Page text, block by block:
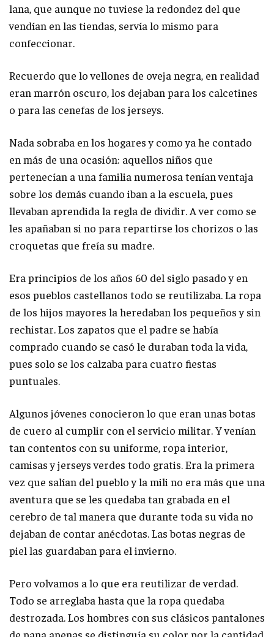
lana, que aunque no tuviese la redondez del que
vendían en las tiendas, servía lo mismo para
confeccionar.
Recuerdo que lo vellones de oveja negra, en realidad
eran marrón oscuro, los dejaban para los calcetines
o para las cenefas de los jerseys.
Nada sobraba en los hogares y como ya he contado
en más de una ocasión: aquellos niños que
pertenecían a una familia numerosa tenían ventaja
sobre los demás cuando iban a la escuela, pues
llevaban aprendida la regla de dividir. A ver como se
les apañaban si no para repartirse los chorizos o las
croquetas que freía su madre.
Era principios de los años 60 del siglo pasado y en
esos pueblos castellanos todo se reutilizaba. La ropa
de los hijos mayores la heredaban los pequeños y sin
rechistar. Los zapatos que el padre se había
comprado cuando se casó le duraban toda la vida,
pues solo se los calzaba para cuatro fiestas
puntuales.
Algunos jóvenes conocieron lo que eran unas botas
de cuero al cumplir con el servicio militar. Y venían
tan contentos con su uniforme, ropa interior,
camisas y jerseys verdes todo gratis. Era la primera
vez que salían del pueblo y la mili no era más que una
aventura que se les quedaba tan grabada en el
cerebro de tal manera que durante toda su vida no
dejaban de contar anécdotas. Las botas negras de
piel las guardaban para el invierno.
Pero volvamos a lo que era reutilizar de verdad.
Todo se arreglaba hasta que la ropa quedaba
destrozada. Los hombres con sus clásicos pantalones
de pana apenas se distinguía su color por la cantidad